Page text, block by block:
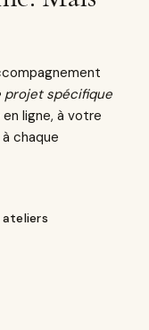
projet spécifique
ligne, à votre
chaque
ateliers